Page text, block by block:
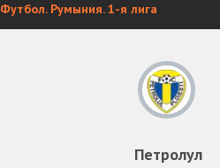
Футбол. Румыния. 1-я лига
Петролул